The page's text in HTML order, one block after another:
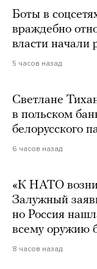
Боты в
враждебно
власти начали
5 часов назад
Светлане
в польском
белорусского
6 часов назад
«К НАТО
Залужный
но Россия
всему оружию
8 часов назад